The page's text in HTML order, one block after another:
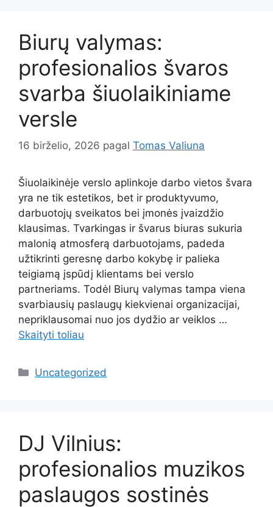
Biurų valymas:
profesionalios švaros
svarba šiuolaikiniame
versle
16 birželio, 2026 pagal Tomas Valiuna
Šiuolaikinėje verslo aplinkoje darbo vietos švara
yra ne tik estetikos, bet ir produktyvumo,
darbuotojų sveikatos bei įmonės įvaizdžio
klausimas. Tvarkingas ir švarus biuras sukuria
malonią atmosferą darbuotojams, padeda
užtikrinti geresnę darbo kokybę ir palieka
teigiamą įspūdį klientams bei verslo
partneriams. Todėl Biurų valymas tampa viena
svarbiausių paslaugų kiekvienai organizacijai,
nepriklausomai nuo jos dydžio ar veiklos …
Skaityti toliau
Kategorijos
Uncategorized
DJ Vilnius:
profesionalios muzikos
paslaugos sostinės